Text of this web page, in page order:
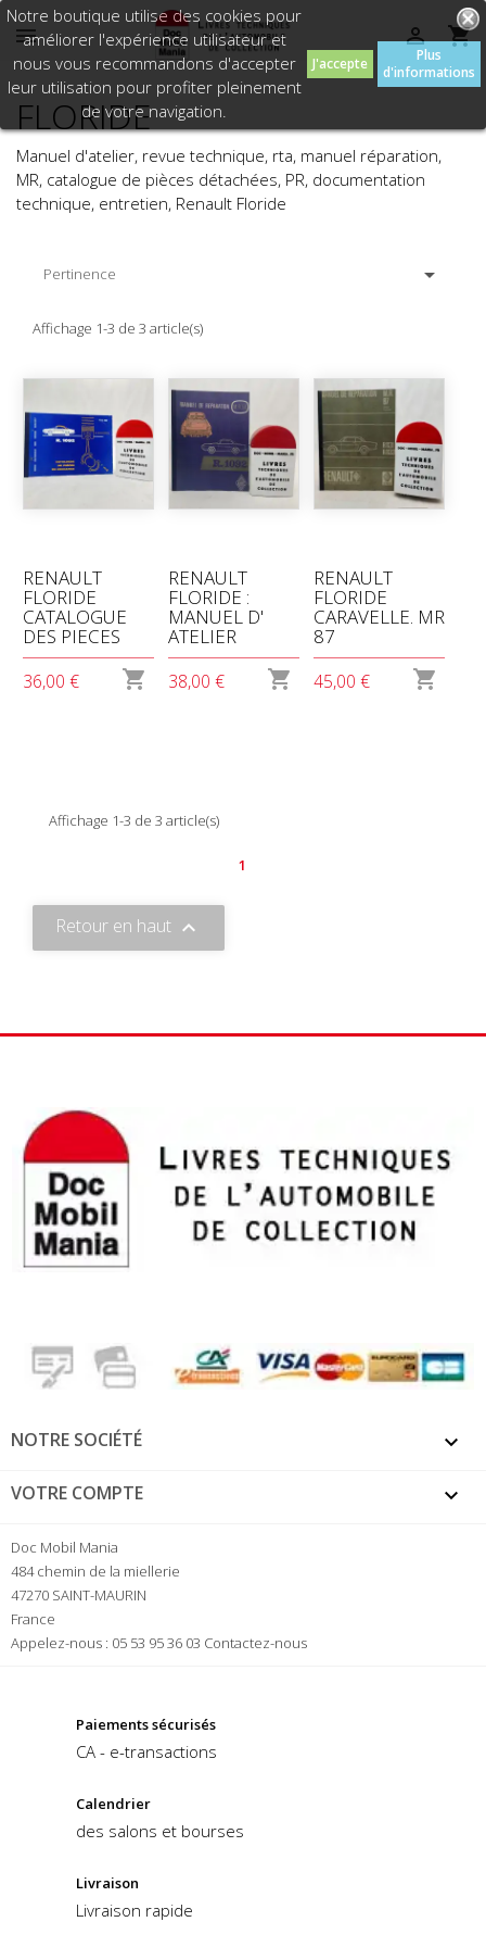
 

Notre boutique utilise des cookies pour
améliorer l'expérience utilisateur et
nous vous recommandons d'accepter
leur utilisation pour profiter pleinement
de votre navigation.
J'accepte
Plus
d'informations
FLORIDE
Manuel d'atelier, revue technique, rta, manuel réparation,
MR, catalogue de pièces détachées, PR, documentation
technique, entretien, Renault Floride
Pertinence 
Affichage 1-3 de 3 article(s)
RENAULT
FLORIDE
CATALOGUE
DES PIECES
36,00 € 
RENAULT
FLORIDE :
MANUEL D'
ATELIER
38,00 € 
RENAULT
FLORIDE
CARAVELLE. MR
87
45,00 € 
Affichage 1-3 de 3 article(s)
1
Retour en haut 
NOTRE SOCIÉTÉ 
VOTRE COMPTE 
Doc Mobil Mania
484 chemin de la miellerie
47270 SAINT-MAURIN
France
Appelez-nous : 05 53 95 36 03 Contactez-nous
Paiements sécurisés
CA - e-transactions
Calendrier
des salons et bourses
Livraison
Livraison rapide